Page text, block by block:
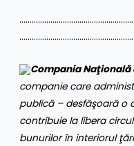
Compania Naţională
companie care
publică – desfăşoară o
contribuie la libera
bunurilor în interiorul